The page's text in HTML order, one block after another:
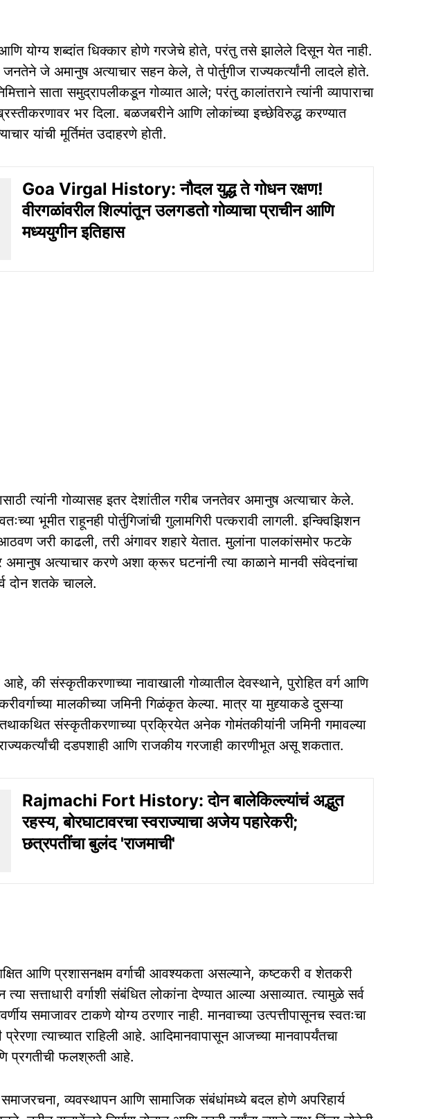
योग्य शब्दांत धिक्कार होणे गरजेचे होते, परंतु तसे झालेले दिसून येत नाही.
जे अमानुष अत्याचार सहन केले, ते पोर्तुगीज राज्यकर्त्यांनी लादले होते.
साता समुद्रापलीकडून गोव्यात आले; परंतु कालांतराने त्यांनी व्यापाराचा
भर दिला. बळजबरीने आणि लोकांच्या इच्छेविरुद्ध करण्यात
यांची मूर्तिमंत उदाहरणे होती.
Goa Virgal History: नौदल युद्ध ते गोधन रक्षण!
वीरगळांवरील शिल्पांतून उलगडतो गोव्याचा प्राचीन आणि
मध्ययुगीन इतिहास
त्यांनी गोव्यासह इतर देशांतील गरीब जनतेवर अमानुष अत्याचार केले.
भूमीत राहूनही पोर्तुगिजांची गुलामगिरी पत्करावी लागली. इन्क्विझिशन
जरी काढली, तरी अंगावर शहारे येतात. मुलांना पालकांसमोर फटके
अत्याचार करणे अशा क्रूर घटनांनी त्या काळाने मानवी संवेदनांचा
दोन शतके चालले.
की संस्कृतीकरणाच्या नावाखाली गोव्यातील देवस्थाने, पुरोहित वर्ग आणि
मालकीच्या जमिनी गिळंकृत केल्या. मात्र या मुद्द्याकडे दुसऱ्या
संस्कृतीकरणाच्या प्रक्रियेत अनेक गोमंतकीयांनी जमिनी गमावल्या
दडपशाही आणि राजकीय गरजाही कारणीभूत असू शकतात.
Rajmachi Fort History: दोन बालेकिल्ल्यांचं अद्भुत
रहस्य, बोरघाटावरचा स्वराज्याचा अजेय पहारेकरी;
छत्रपतींचा बुलंद 'राजमाची'
आणि प्रशासनक्षम वर्गाची आवश्यकता असल्याने, कष्टकरी व शेतकरी
त्या सत्ताधारी वर्गाशी संबंधित लोकांना देण्यात आल्या असाव्यात. त्यामुळे सर्व
समाजावर टाकणे योग्य ठरणार नाही. मानवाच्या उत्पत्तीपासूनच स्वतःचा
त्याच्यात राहिली आहे. आदिमानवापासून आजच्या मानवापर्यंतचा
प्रगतीची फलश्रुती आहे.
व्यवस्थापन आणि सामाजिक संबंधांमध्ये बदल होणे अपरिहार्य